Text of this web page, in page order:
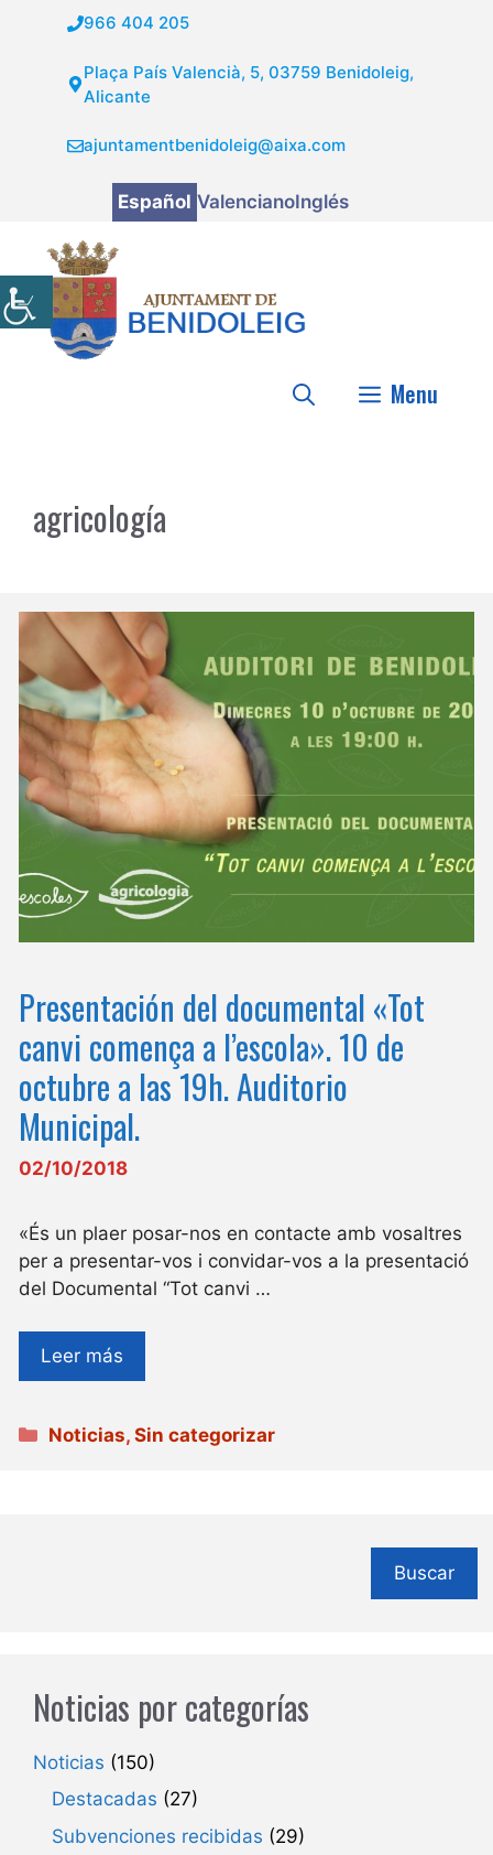
contenido
966 404 205
Plaça País Valencià, 5, 03759 Benidoleig,
Alicante
ajuntamentbenidoleig@aixa.com
Español ValencianoInglés
Menu
agricología
Presentación del documental «Tot
canvi comença a l’escola». 10 de
octubre a las 19h. Auditorio
Municipal.
02/10/2018
«És un plaer posar-nos en contacte amb vosaltres
per a presentar-vos i convidar-vos a la presentació
del Documental “Tot canvi …
Leer más
Categorías
Noticias,Sin categorizar
Buscar
Noticias por categorías
Noticias (150)
Destacadas (27)
Subvenciones recibidas (29)